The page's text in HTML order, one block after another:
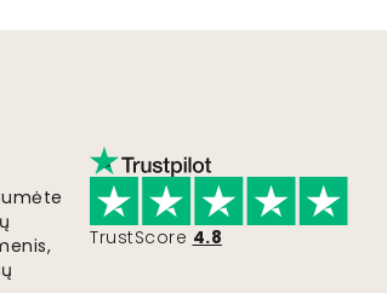
TrustScore 4.8